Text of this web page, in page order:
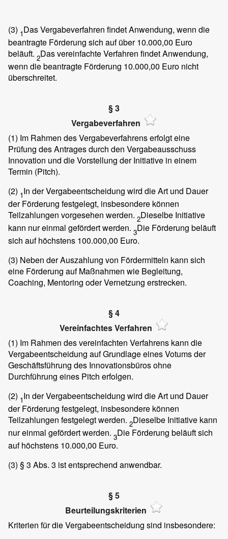
(3) 1Das Vergabeverfahren findet Anwendung, wenn die
beantragte Förderung sich auf über 10.000,00 Euro
beläuft. 2Das vereinfachte Verfahren findet Anwendung,
wenn die beantragte Förderung 10.000,00 Euro nicht
überschreitet.
§ 3
Vergabeverfahren
(1) Im Rahmen des Vergabeverfahrens erfolgt eine
Prüfung des Antrages durch den Vergabeausschuss
Innovation und die Vorstellung der Initiative in einem
Termin (Pitch).
(2) 1In der Vergabeentscheidung wird die Art und Dauer
der Förderung festgelegt, insbesondere können
Teilzahlungen vorgesehen werden. 2Dieselbe Initiative
kann nur einmal gefördert werden. 3Die Förderung beläuft
sich auf höchstens 100.000,00 Euro.
(3) Neben der Auszahlung von Fördermitteln kann sich
eine Förderung auf Maßnahmen wie Begleitung,
Coaching, Mentoring oder Vernetzung erstrecken.
§ 4
Vereinfachtes Verfahren
(1) Im Rahmen des vereinfachten Verfahrens kann die
Vergabeentscheidung auf Grundlage eines Votums der
Geschäftsführung des Innovationsbüros ohne
Durchführung eines Pitch erfolgen.
(2) 1In der Vergabeentscheidung wird die Art und Dauer
der Förderung festgelegt, insbesondere können
Teilzahlungen festgelegt werden. 2Dieselbe Initiative kann
nur einmal gefördert werden. 3Die Förderung beläuft sich
auf höchstens 10.000,00 Euro.
(3) § 3 Abs. 3 ist entsprechend anwendbar.
§ 5
Beurteilungskriterien
Kriterien für die Vergabeentscheidung sind insbesondere: